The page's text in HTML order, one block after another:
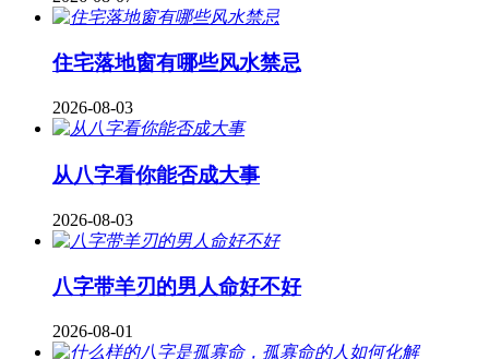
住宅落地窗有哪些风水禁忌
2026-08-03
从八字看你能否成大事
2026-08-03
八字带羊刃的男人命好不好
2026-08-01